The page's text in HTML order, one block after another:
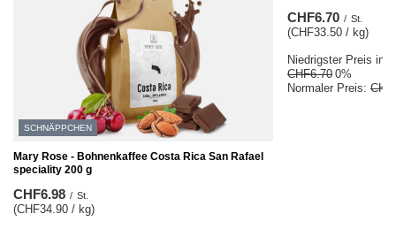
SCHNÄPPCHEN
Mary Rose - Bohnenkaffee Costa Rica San Rafael
speciality 200 g
CHF6.98 / St.
(CHF34.90 / kg)
CHF6.70 / St.
(CHF33.50 / kg)
Niedrigster Preis in
CHF6.70 0%
Normaler Preis: